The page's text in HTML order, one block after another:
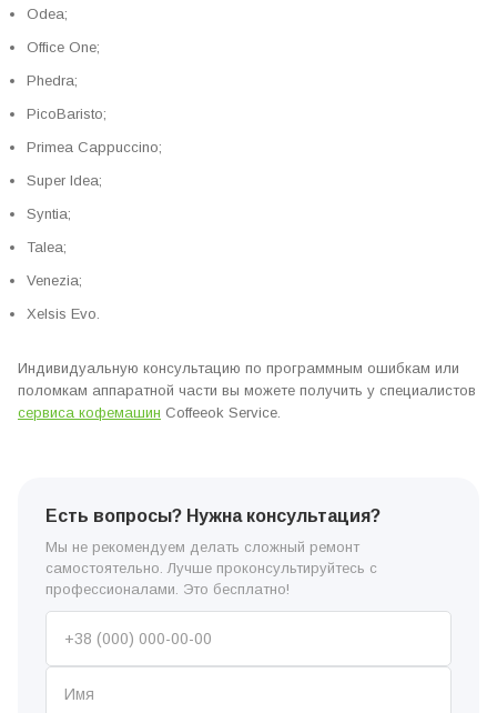
Odea;
Office One;
Phedra;
PicoBaristo;
Primea Cappuccino;
Super Idea;
Syntia;
Talea;
Venezia;
Xelsis Evo.
Индивидуальную консультацию по программным ошибкам или
поломкам аппаратной части вы можете получить у специалистов
сервиса кофемашин Coffeeok Service.
Есть вопросы? Нужна консультация?
Мы не рекомендуем делать сложный ремонт
самостоятельно. Лучше проконсультируйтесь с
профессионалами. Это бесплатно!